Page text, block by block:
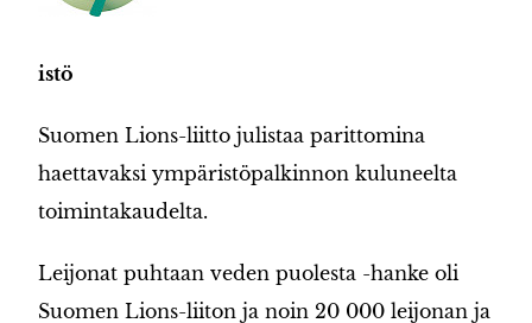
istö
Suomen Lions-liitto julistaa parittomina
haettavaksi ympäristöpalkinnon kuluneelta
toimintakaudelta.
Leijonat puhtaan veden puolesta -hanke oli
Suomen Lions-liiton ja noin 20 000 leijonan ja